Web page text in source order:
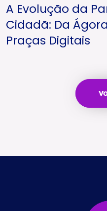
A Evolução da
Cidadã: Da
Praças Digitais